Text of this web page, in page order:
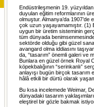
Endüstrileşmenin 19.
duyulan eğitim reformlarının
olmuştur. Almanya’da
çok uzun yaşayamamıştır. (1)
uygun bir üretim sisteminin
tüm dünyada
sektörde olduğu gibi güzel
avangard olma iddiasını
da, “tasarım” önemli galeri ve
Bunlara en güzel örnek Royal
köpekbalığının “serinkanlı”
anlayışı bugün birçok tasarım
hâlâ etkili bir dürtü olarak
Bu kısa incelemede Weimar,
dünyadaki tasarım
eleştirel bir gözle bakmak